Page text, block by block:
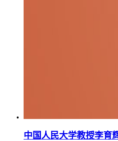
中国人民大学教授李育